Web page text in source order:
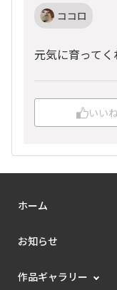
ココロ
元気に育って
いいね
ホーム
お知らせ
作品ギャラリー